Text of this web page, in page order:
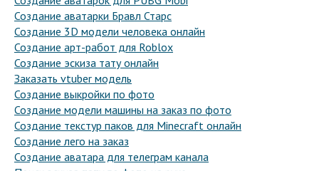
Создание аватарки Бравл Старс
Создание 3D модели человека онлайн
Создание арт-работ для Roblox
Создание эскиза тату онлайн
Заказать vtuber модель
Создание выкройки по фото
Создание модели машины на заказ по фото
Создание текстур паков для Minecraft онлайн
Создание лего на заказ
Создание аватара для телеграм канала